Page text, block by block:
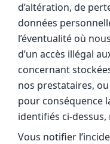
d’altération, de
données
l’éventualité où
d’un accès illégal
concernant
nos prestataires,
pour conséquence
identifiés ci-
Vous notifier